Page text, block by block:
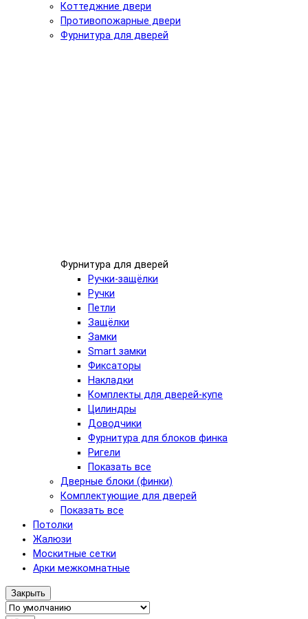
Коттеджние двери
Противопожарные двери
Фурнитура для дверей
Фурнитура для дверей
Ручки-защёлки
Ручки
Петли
Защёлки
Замки
Smart замки
Фиксаторы
Накладки
Комплекты для дверей-купе
Цилиндры
Доводчики
Фурнитура для блоков финка
Ригели
Показать все
Дверные блоки (финки)
Комплектующие для дверей
Показать все
Потолки
Жалюзи
Москитные сетки
Арки межкомнатные
Закрыть